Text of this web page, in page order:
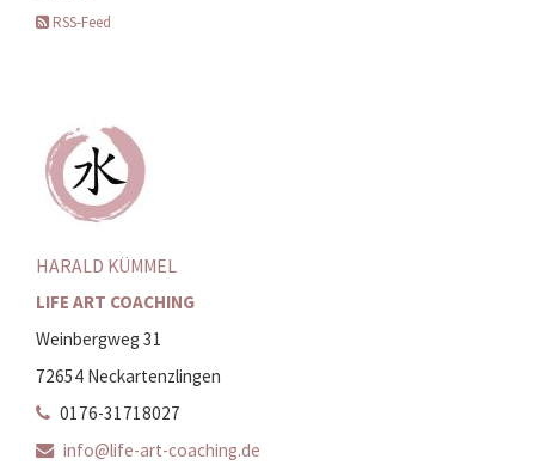
RSS-Feed
HARALD KÜMMEL
LIFE ART COACHING
Weinbergweg 31
72654 Neckartenzlingen
0176-31718027
info@life-art-coaching.de